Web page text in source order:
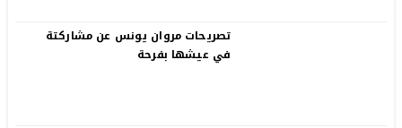
تصريحات مروان يونس عن مشاركتة
في عيشها بفرحة